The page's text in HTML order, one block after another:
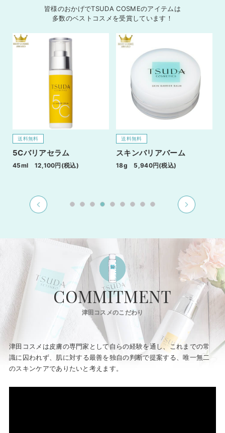
皆様のおかげでTSUDA COSMEのアイテムは
多数のベストコスメを受賞しています！
送料無料
5Cバリアセラム
45ml 12,100円(税込)
送料無料
スキンバリアバーム
18g 5,940円(税込)
COMMITMENT
津田コスメのこだわり
津田コスメは皮膚の専門家として自らの経験を通し、これまでの常
識に囚われず、 肌に対する最善を独自の判断で提案する、唯一無二
のスキンケアでありたいと考えます。